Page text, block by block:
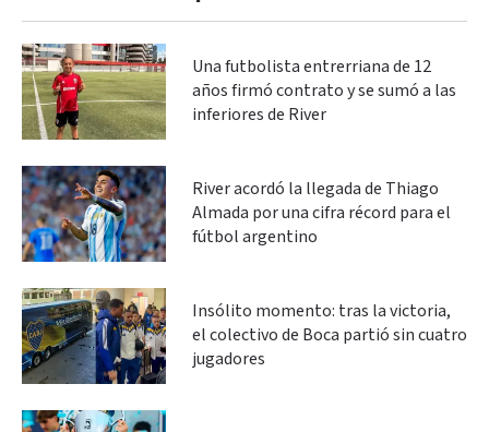
Una futbolista entrerriana de 12
años firmó contrato y se sumó a las
inferiores de River
River acordó la llegada de Thiago
Almada por una cifra récord para el
fútbol argentino
Insólito momento: tras la victoria,
el colectivo de Boca partió sin cuatro
jugadores